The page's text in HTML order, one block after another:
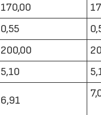
170,00
0,55
200,00
5,10
6,91